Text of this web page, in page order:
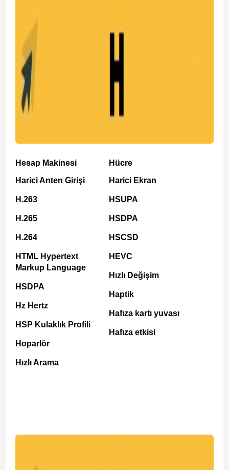
Hesap Makinesi
Harici Anten Girişi
H.263
H.265
H.264
HTML Hypertext
Markup Language
HSDPA
Hz Hertz
HSP Kulaklık Profili
Hoparlör
Hızlı Arama
Hücre
Harici Ekran
HSUPA
HSDPA
HSCSD
HEVC
Hızlı Değişim
Haptik
Hafıza kartı yuvası
Hafıza etkisi